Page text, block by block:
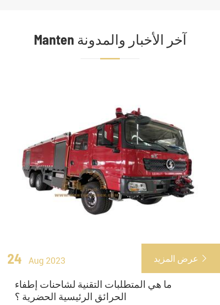
Manten آخر الأخبار والمدونة
24 Aug 2023 عرض المزيد 
ما هي المتطلبات التقنية لشاحنات إطفاء
الحرائق الرئيسية الحضرية ؟